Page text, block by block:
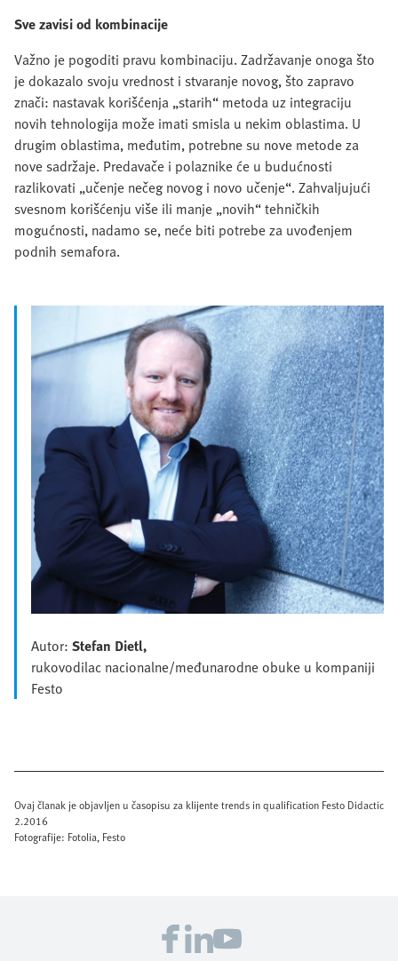
Sve zavisi od kombinacije
Važno je pogoditi pravu kombinaciju. Zadržavanje onoga što
je dokazalo svoju vrednost i stvaranje novog, što zapravo
znači: nastavak korišćenja „starih“ metoda uz integraciju
novih tehnologija može imati smisla u nekim oblastima. U
drugim oblastima, međutim, potrebne su nove metode za
nove sadržaje. Predavače i polaznike će u budućnosti
razlikovati „učenje nečeg novog i novo učenje“. Zahvaljujući
svesnom korišćenju više ili manje „novih“ tehničkih
mogućnosti, nadamo se, neće biti potrebe za uvođenjem
podnih semafora.
Autor: Stefan Dietl,
rukovodilac nacionalne/međunarodne obuke u kompaniji
Festo
Ovaj članak je objavljen u časopisu za klijente trends in qualification Festo Didactic
2.2016
Fotografije: Fotolia, Festo